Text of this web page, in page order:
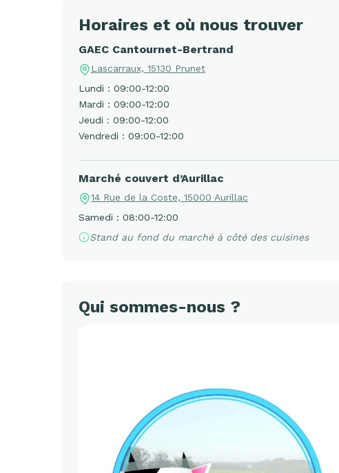
Horaires et où nous trouver
GAEC Cantournet-Bertrand
Lascarraux, 15130 Prunet
Lundi : 09:00-12:00
Mardi : 09:00-12:00
Jeudi : 09:00-12:00
Vendredi : 09:00-12:00
Marché couvert d’Aurillac
14 Rue de la Coste, 15000 Aurillac
Samedi : 08:00-12:00
Stand au fond du marché à côté des cuisines
Qui sommes-nous ?